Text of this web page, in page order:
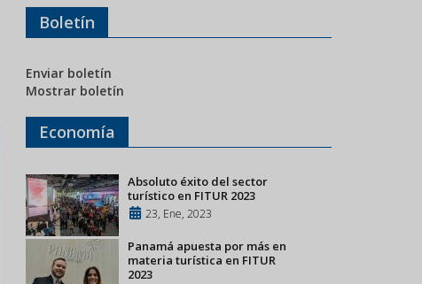
Boletín
Enviar boletín
Mostrar boletín
Economía
Absoluto éxito del sector
turístico en FITUR 2023
23, Ene, 2023
Panamá apuesta por más en
materia turística en FITUR
2023